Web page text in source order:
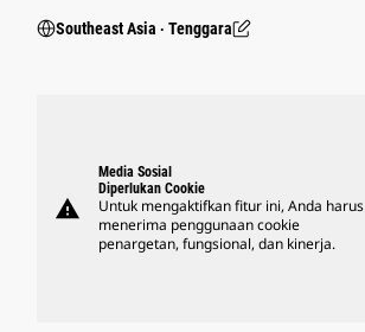
Southeast Asia ‧ Tenggara
warning
Media Sosial
Diperlukan Cookie
Untuk mengaktifkan fitur ini, Anda harus
menerima penggunaan cookie
penargetan, fungsional, dan kinerja.